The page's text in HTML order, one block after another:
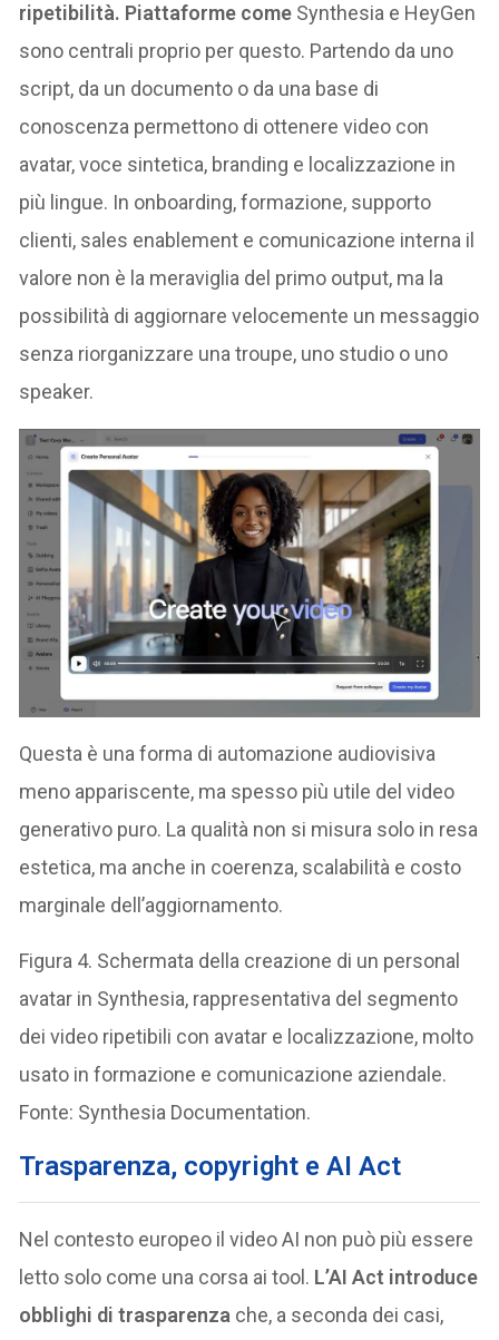
ripetibilità. Piattaforme come Synthesia e HeyGen
sono centrali proprio per questo. Partendo da uno
script, da un documento o da una base di
conoscenza permettono di ottenere video con
avatar, voce sintetica, branding e localizzazione in
più lingue. In onboarding, formazione, supporto
clienti, sales enablement e comunicazione interna il
valore non è la meraviglia del primo output, ma la
possibilità di aggiornare velocemente un messaggio
senza riorganizzare una troupe, uno studio o uno
speaker.
Questa è una forma di automazione audiovisiva
meno appariscente, ma spesso più utile del video
generativo puro. La qualità non si misura solo in resa
estetica, ma anche in coerenza, scalabilità e costo
marginale dell’aggiornamento.
Figura 4. Schermata della creazione di un personal
avatar in Synthesia, rappresentativa del segmento
dei video ripetibili con avatar e localizzazione, molto
usato in formazione e comunicazione aziendale.
Fonte: Synthesia Documentation.
Trasparenza, copyright e AI Act
Nel contesto europeo il video AI non può più essere
letto solo come una corsa ai tool. L’AI Act introduce
obblighi di trasparenza che, a seconda dei casi,